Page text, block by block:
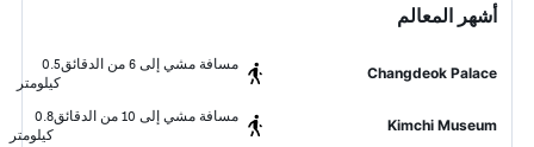
أشهر المعالم
Changdeok Palace
مسافة مشي إلى 6 من الدقائق
0.5
كيلومتر
Kimchi Museum
مسافة مشي إلى 10 من الدقائق
0.8
كيلومتر